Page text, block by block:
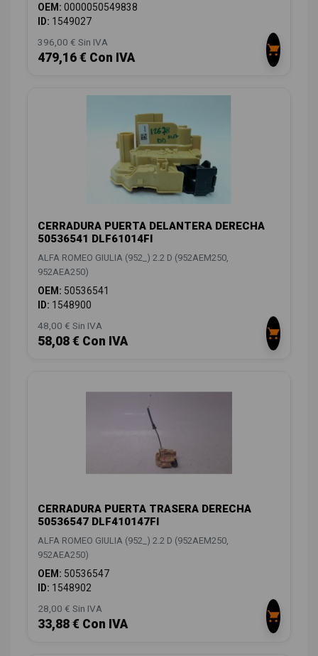
OEM: 0000050549838
ID: 1549027
396,00 € Sin IVA
479,16 € Con IVA
CERRADURA PUERTA DELANTERA DERECHA
50536541 DLF61014FI
ALFA ROMEO GIULIA (952_) 2.2 D (952AEM250,
952AEA250)
OEM: 50536541
ID: 1548900
48,00 € Sin IVA
58,08 € Con IVA
CERRADURA PUERTA TRASERA DERECHA
50536547 DLF410147FI
ALFA ROMEO GIULIA (952_) 2.2 D (952AEM250,
952AEA250)
OEM: 50536547
ID: 1548902
28,00 € Sin IVA
33,88 € Con IVA